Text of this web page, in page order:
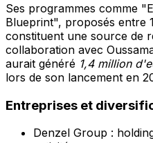
Ses programmes comme
Blueprint", proposés entre
constituent une source de
collaboration avec
aurait généré 1,4 million
lors de son lancement en
Entreprises et
Denzel Group :